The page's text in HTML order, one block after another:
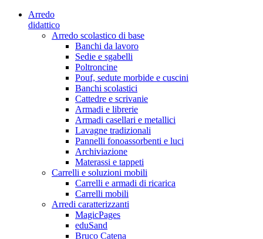
Arredo
didattico
Arredo scolastico di base
Banchi da lavoro
Sedie e sgabelli
Poltroncine
Pouf, sedute morbide e cuscini
Banchi scolastici
Cattedre e scrivanie
Armadi e librerie
Armadi casellari e metallici
Lavagne tradizionali
Pannelli fonoassorbenti e luci
Archiviazione
Materassi e tappeti
Carrelli e soluzioni mobili
Carrelli e armadi di ricarica
Carrelli mobili
Arredi caratterizzanti
MagicPages
eduSand
Bruco Catena